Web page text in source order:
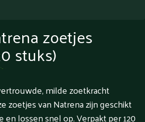
zoetjes
stuks)
milde zoetkracht
zoetjes van Natrena zijn geschikt
lossen snel op. Verpakt per 120